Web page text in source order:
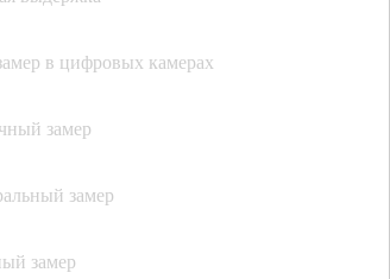
в цифровых камерах
замер
замер
замер